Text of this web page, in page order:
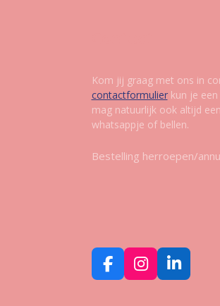
Kom jij graag met ons in
contactformulierkun je een
mag natuurlijk ook altijd een
whatsappje of bellen.
Bestelling herroepen/
F
a
I
n
L
i